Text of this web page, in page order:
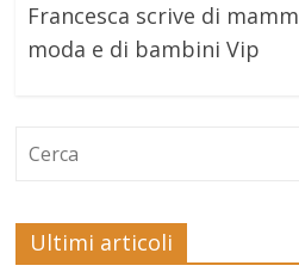
Francesca scrive di
moda e di bambini Vip
Ultimi articoli